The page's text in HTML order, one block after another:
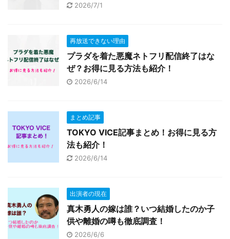
2026/7/1
再放送できない理由
プラダを着た悪魔ネトフリ配信終了はな
ぜ？お得に見る方法も紹介！
2026/6/14
まとめ記事
TOKYO VICE記事まとめ！お得に見る方
法も紹介！
2026/6/14
出演者の現在
真木勇人の嫁は誰？いつ結婚したのか子
供や離婚の噂も徹底調査！
2026/6/6